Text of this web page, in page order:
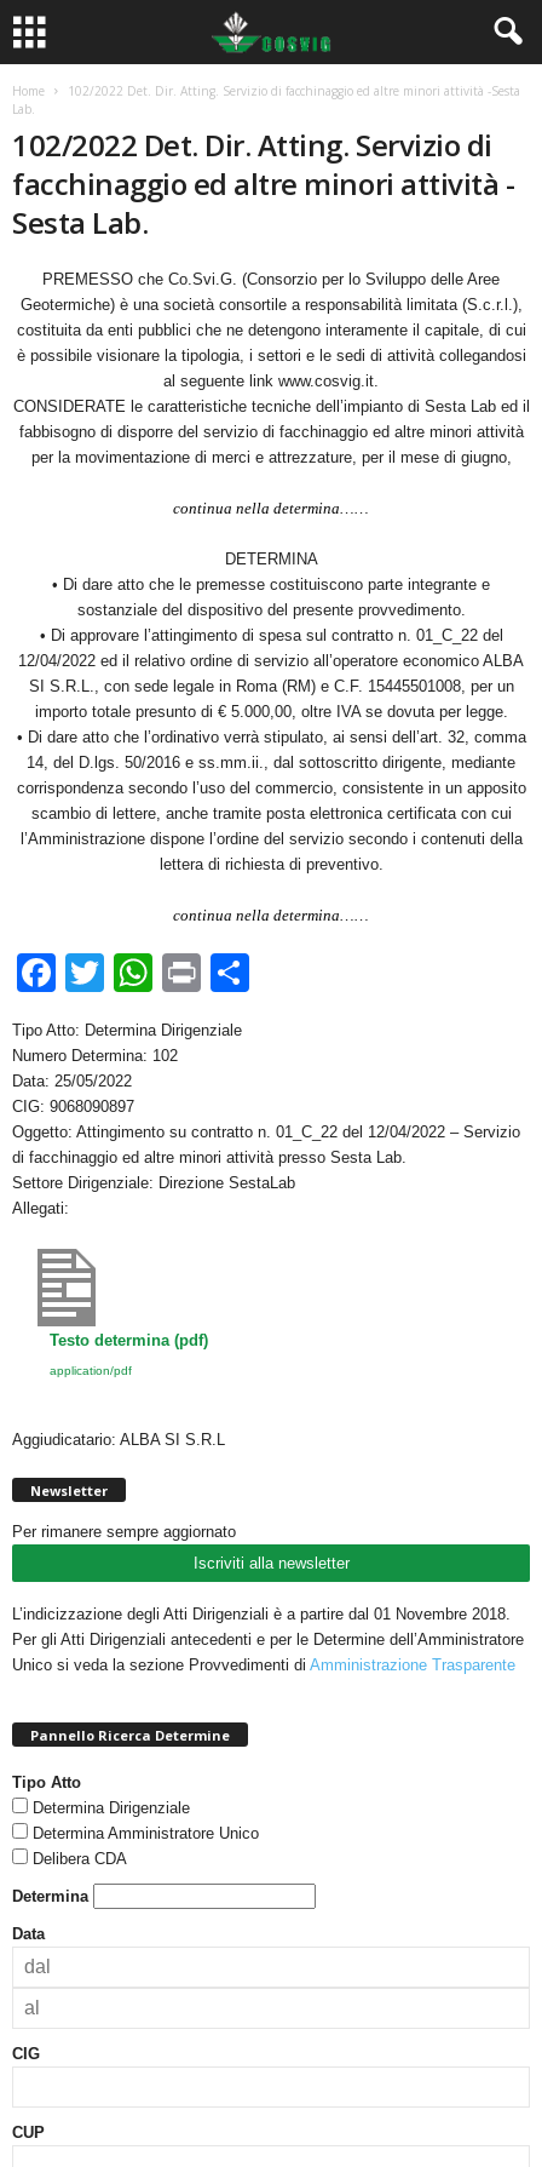
Home
102/2022 Det. Dir. Atting. Servizio di facchinaggio ed altre minori attività -Sesta
Lab.
102/2022 Det. Dir. Atting. Servizio di
facchinaggio ed altre minori attività -
Sesta Lab.
PREMESSO che Co.Svi.G. (Consorzio per lo Sviluppo delle Aree
Geotermiche) è una società consortile a responsabilità limitata (S.c.r.l.),
costituita da enti pubblici che ne detengono interamente il capitale, di cui
è possibile visionare la tipologia, i settori e le sedi di attività collegandosi
al seguente link www.cosvig.it.
CONSIDERATE le caratteristiche tecniche dell’impianto di Sesta Lab ed il
fabbisogno di disporre del servizio di facchinaggio ed altre minori attività
per la movimentazione di merci e attrezzature, per il mese di giugno,
continua nella determina……
DETERMINA
• Di dare atto che le premesse costituiscono parte integrante e
sostanziale del dispositivo del presente provvedimento.
• Di approvare l’attingimento di spesa sul contratto n. 01_C_22 del
12/04/2022 ed il relativo ordine di servizio all’operatore economico ALBA
SI S.R.L., con sede legale in Roma (RM) e C.F. 15445501008, per un
importo totale presunto di € 5.000,00, oltre IVA se dovuta per legge.
• Di dare atto che l’ordinativo verrà stipulato, ai sensi dell’art. 32, comma
14, del D.lgs. 50/2016 e ss.mm.ii., dal sottoscritto dirigente, mediante
corrispondenza secondo l’uso del commercio, consistente in un apposito
scambio di lettere, anche tramite posta elettronica certificata con cui
l’Amministrazione dispone l’ordine del servizio secondo i contenuti della
lettera di richiesta di preventivo.
continua nella determina……
F
c
e
b
o
o
k
T
tt
er
W
at
A
p
Pr
t
vi
di
Tipo Atto: Determina Dirigenziale
Numero Determina: 102
Data: 25/05/2022
CIG: 9068090897
Oggetto: Attingimento su contratto n. 01_C_22 del 12/04/2022 – Servizio
di facchinaggio ed altre minori attività presso Sesta Lab.
Settore Dirigenziale: Direzione SestaLab
Allegati:
Testo determina (pdf)
application/pdf
Aggiudicatario: ALBA SI S.R.L
Newsletter
Per rimanere sempre aggiornato
Iscriviti alla newsletter
L’indicizzazione degli Atti Dirigenziali è a partire dal 01 Novembre 2018.
Per gli Atti Dirigenziali antecedenti e per le Determine dell’Amministratore
Unico si veda la sezione Provvedimenti di Amministrazione Trasparente
Pannello Ricerca Determine
Tipo Atto
Determina Dirigenziale
Determina Amministratore Unico
Delibera CDA
Determina
Data
CIG
CUP